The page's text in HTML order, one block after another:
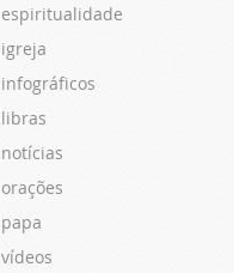
espiritualidade
igreja
infográficos
libras
notícias
orações
papa
vídeos